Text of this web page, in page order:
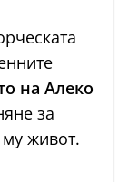
на Алеко
за
живот.